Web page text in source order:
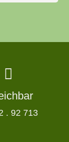
. 92 713